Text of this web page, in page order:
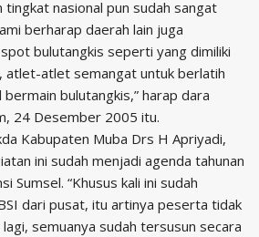
nasional pun sudah sangat
berharap daerah lain juga
bulutangkis seperti yang dimiliki
atlet-atlet semangat untuk berlatih
bulutangkis,” harap dara
24 Desember 2005 itu.
Kabupaten Muba Drs H Apriyadi,
ini sudah menjadi agenda tahunan
Sumsel. “Khusus kali ini sudah
dari pusat, itu artinya peserta tidak
semuanya sudah tersusun secara